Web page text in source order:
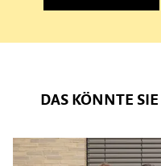
DAS KÖNNTE